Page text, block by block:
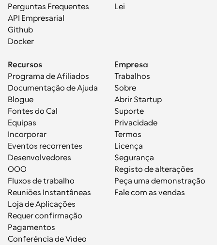
Perguntas Frequentes
API Empresarial
Github
Docker
Lei
Recursos
Programa de Afiliados
Documentação de Ajuda
Blogue
Fontes do Cal
Equipas
Incorporar
Eventos recorrentes
Desenvolvedores
OOO
Fluxos de trabalho
Reuniões Instantâneas
Loja de Aplicações
Requer confirmação
Pagamentos
Conferência de Vídeo
Empresa
Trabalhos
Sobre
Abrir Startup
Suporte
Privacidade
Termos
Licença
Segurança
Registo de alterações
Peça uma demonstração
Fale com as vendas